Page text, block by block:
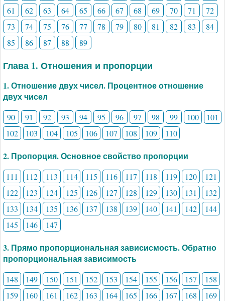
61
62 63 64 65 66 67 68 69 70 71
72
73
74 75 76 77 78 79 80 81 82 83
84
85
86 87 88 89
Глава 1. Отношения и пропорции
1. Отношение двух чисел. Процентное отношение
двух чисел
90 91 92 93 94 95 96 97 98 99 100
101
102
103 104 105 106 107 108 109 110
2. Пропорция. Основное свойство пропорции
111 112 113 114 115 116 117 118 119 120
121
122
123 124 125 126 127 128 129 130 131
132
133
134 135 136 137 138 139 140 141 142
144
145
146 147
3. Прямо пропорциональная зависисмость. Обратно
пропорциональная зависимость
148 149 150 151 152 153 154 155 156 157
158
159
160 161 162 163 164 165 166 167 168
169